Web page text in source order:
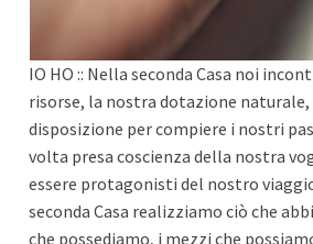
IO HO :: Nella seconda Casa noi
risorse, la nostra dotazione naturale,
disposizione per compiere i nostri
volta presa coscienza della nostra
essere protagonisti del nostro
seconda Casa realizziamo ciò che
che possediamo, i mezzi che